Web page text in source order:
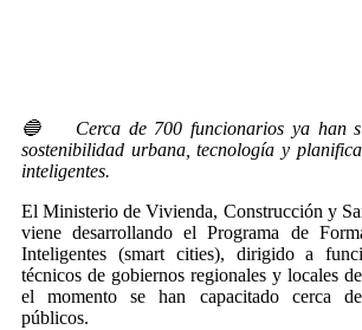
🔵
Cerca de 700 funcionarios ya han
sostenibilidad urbana, tecnología y
inteligentes.
El Ministerio de Vivienda, Construcción y
viene desarrollando el Programa de
Inteligentes (smart cities), dirigido a
técnicos de gobiernos regionales y locales
el momento se han capacitado cerca
públicos.